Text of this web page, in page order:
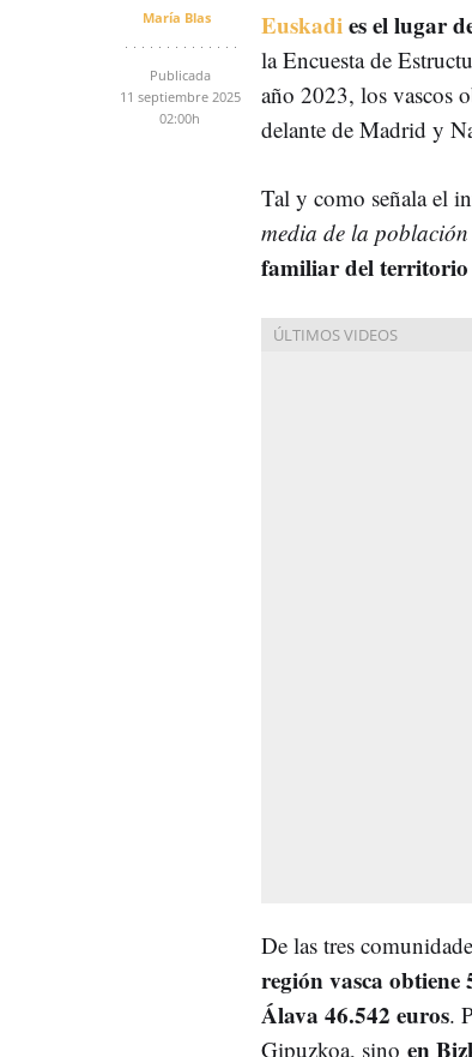
María Blas
Publicada
11 septiembre 2025
02:00h
Euskadies el lugar
la Encuesta de
año 2023, los vascos
delante de Madrid y
Tal y como señala el
media de la
familiar del territorio
De las tres
región vasca obtiene
Álava 46.542 euros.
Gipuzkoa, sino en